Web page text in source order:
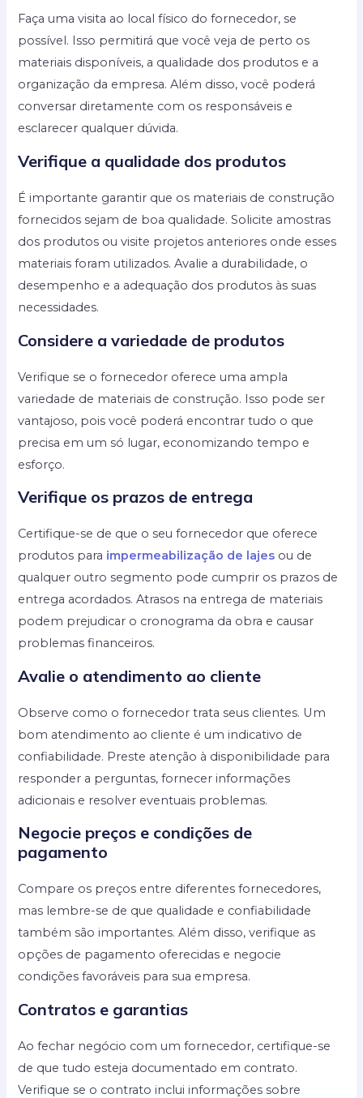
Faça uma visita ao local físico do fornecedor, se
possível. Isso permitirá que você veja de perto os
materiais disponíveis, a qualidade dos produtos e a
organização da empresa. Além disso, você poderá
conversar diretamente com os responsáveis e
esclarecer qualquer dúvida.
Verifique a qualidade dos produtos
É importante garantir que os materiais de construção
fornecidos sejam de boa qualidade. Solicite amostras
dos produtos ou visite projetos anteriores onde esses
materiais foram utilizados. Avalie a durabilidade, o
desempenho e a adequação dos produtos às suas
necessidades.
Considere a variedade de produtos
Verifique se o fornecedor oferece uma ampla
variedade de materiais de construção. Isso pode ser
vantajoso, pois você poderá encontrar tudo o que
precisa em um só lugar, economizando tempo e
esforço.
Verifique os prazos de entrega
Certifique-se de que o seu fornecedor que oferece
produtos para impermeabilização de lajes ou de
qualquer outro segmento pode cumprir os prazos de
entrega acordados. Atrasos na entrega de materiais
podem prejudicar o cronograma da obra e causar
problemas financeiros.
Avalie o atendimento ao cliente
Observe como o fornecedor trata seus clientes. Um
bom atendimento ao cliente é um indicativo de
confiabilidade. Preste atenção à disponibilidade para
responder a perguntas, fornecer informações
adicionais e resolver eventuais problemas.
Negocie preços e condições de
pagamento
Compare os preços entre diferentes fornecedores,
mas lembre-se de que qualidade e confiabilidade
também são importantes. Além disso, verifique as
opções de pagamento oferecidas e negocie
condições favoráveis para sua empresa.
Contratos e garantias
Ao fechar negócio com um fornecedor, certifique-se
de que tudo esteja documentado em contrato.
Verifique se o contrato inclui informações sobre